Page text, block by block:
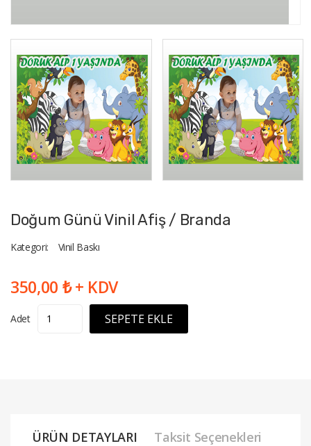
Doğum Günü Vinil Afiş / Branda
Kategori: Vinil Baskı
350,00 ₺ + KDV
Adet SEPETE EKLE
ÜRÜN DETAYLARI
Taksit Seçenekleri